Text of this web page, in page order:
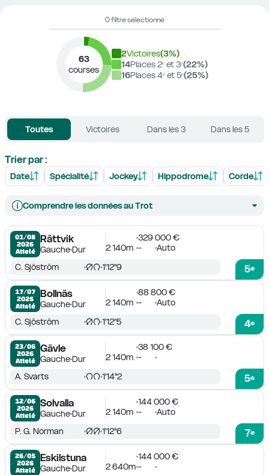
0 filtre sélectionné
63
courses
2Victoires(3%)
14Places 2ᵉ et 3ᵉ(22%)
16Places 4ᵉ et 5ᵉ(25%)
Toutes Victoires Dans les 3 Dans les 5
Trier par :
Date Spécialité Jockey Hippodrome Corde
Comprendre les données au Trot
01/08
2026
Attelé
Rättvik
GaucheDur
329 000 €
2 140m - Auto
5e
C. Sjöström 1'12''9
17/07
2026
Attelé
Bollnäs
GaucheDur
88 800 €
2 140m - Auto
4e
C. Sjöström 1'12''5
23/06
2026
Attelé
Gävle
GaucheDur
38 100 €
2 140m -
5e
A. Svarts 1'14''2
12/06
2026
Attelé
Solvalla
GaucheDur
144 000 €
2 140m - Auto
7e
P. G. Norman 1'12''6
26/05
2026
Attelé
Eskilstuna
GaucheDur
144 000 €
2 640m -